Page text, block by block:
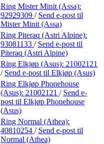
Ring Mister Minit (Assa):
92929309 / Send e-post til
Mister Minit (Assa)
Ring Piteraq (Astri Alpine):
93081133 / Send e-post til
Piteraq (Astri Alpine)
Ring Elkjøp (Asus): 21002121
/ Send e-post til Elkjøp (Asus)
Ring Elkjøp Phonehouse
(Asus): 21002121 / Send e-
post til Elkjøp Phonehouse
(Asus)
Ring Normal (Athea):
40810254 / Send e-post til
Normal (Athea)